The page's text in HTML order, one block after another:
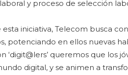
y proceso de selección
esta iniciativa, Telecom busca
potenciando en ellos nuevas
‘digit@lers’ queremos que
digital, y se animen a